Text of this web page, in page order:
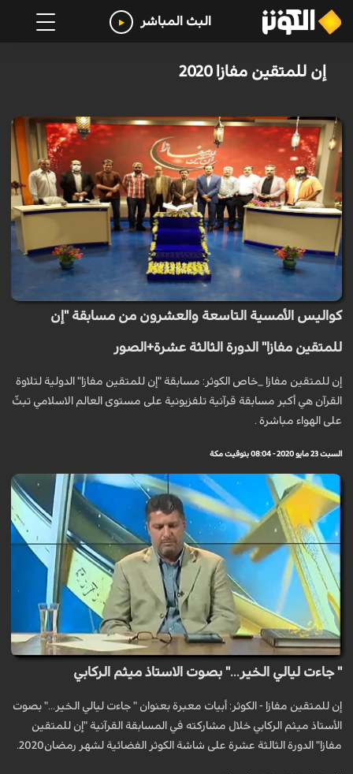
البث المباشر
إن للمتقين مفازا 2020
كواليس الأمسية التاسعة والعشرون من مسابقة "إن
للمتقين مفازا" الدورة الثالثة عشرة+الصور
إن للمتقين مفازا _خاص الكوثر: مسابقة "إن للمتقين مفازا" الدولية لتلاوة
القرآن هي أكبر مسابقة قرآنية تلفزيونية على مستوى العالم الاسلامي تبثّ
على الهواء مباشرة .
السبت 23 مايو 2020 - 08:04 بتوقيت مكة
" جاءت ليالي الخير..." بصوت الاستاذ ميثم الركابي
إن للمتقين مفازا - الكوثر: أبيات معبرة بعنوان " جاءت ليالي الخير..." بصوت
الأستاذ ميثم الركابي خلال مشاركته في المسابقة القرآنية "إن للمتقين
مفازا" الدورة الثالثة عشرة على شاشة الكوثر الفضائية لشهر رمضان2020.